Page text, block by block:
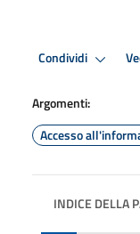
Condividi
Argomenti:
Accesso
INDICE DELLA